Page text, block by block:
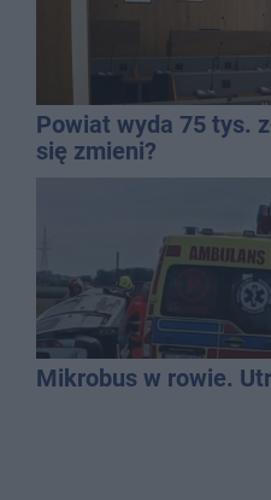
Powiat wyda 75 tys.
się zmieni?
Mikrobus w rowie.